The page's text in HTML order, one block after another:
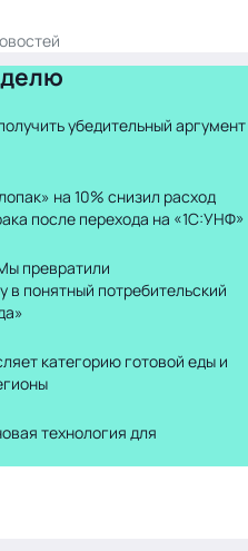
убедительный аргумент
на 10% снизил расход
после перехода на «1С:УНФ»
превратили
в понятный потребительский
категорию готовой еды и
технология для